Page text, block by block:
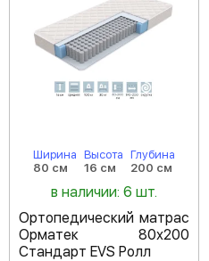
Ширина
80 см
Высота
16 см
Глубина
200 см
в наличии: 6 шт.
Ортопедический матрас
Орматек 80х200
Стандарт EVS Ролл